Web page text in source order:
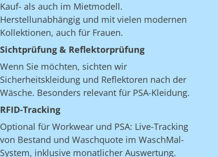
Kauf- als auch im Mietmodell.
Herstellunabhängig und mit vielen modernen
Kollektionen, auch für Frauen.
Sichtprüfung & Reflektorprüfung
Wenn Sie möchten, sichten wir
Sicherheitskleidung und Reflektoren nach der
Wäsche. Besonders relevant für PSA-Kleidung.
RFID-Tracking
Optional für Workwear und PSA: Live-Tracking
von Bestand und Waschquote im WaschMal-
System, inklusive monatlicher Auswertung.